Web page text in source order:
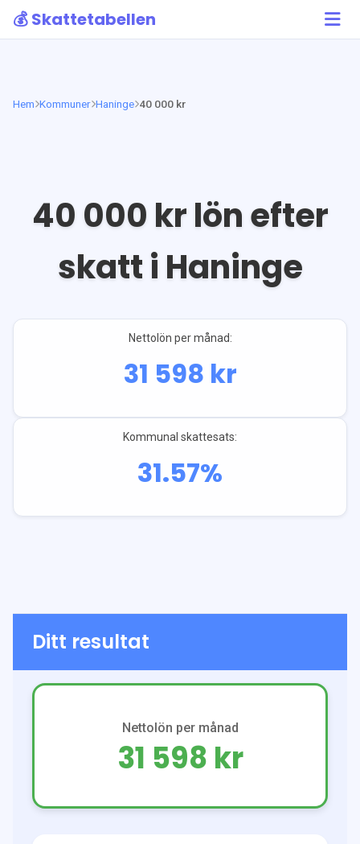
💰 Skattetabellen
Hem Kommuner Haninge 40 000 kr
40 000 kr lön efter
skatt i Haninge
Nettolön per månad:
31 598 kr
Kommunal skattesats:
31.57%
Ditt resultat
Nettolön per månad
31 598 kr